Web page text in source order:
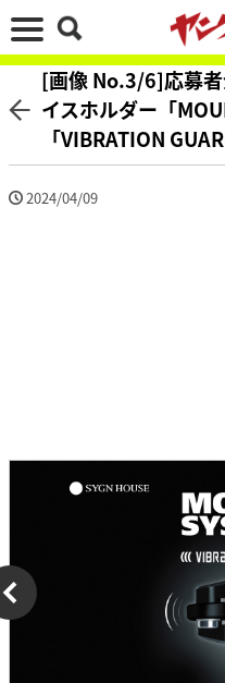
[画像 No.3/6]応募
イスホルダー「
「VIBRATION
2024/04/09